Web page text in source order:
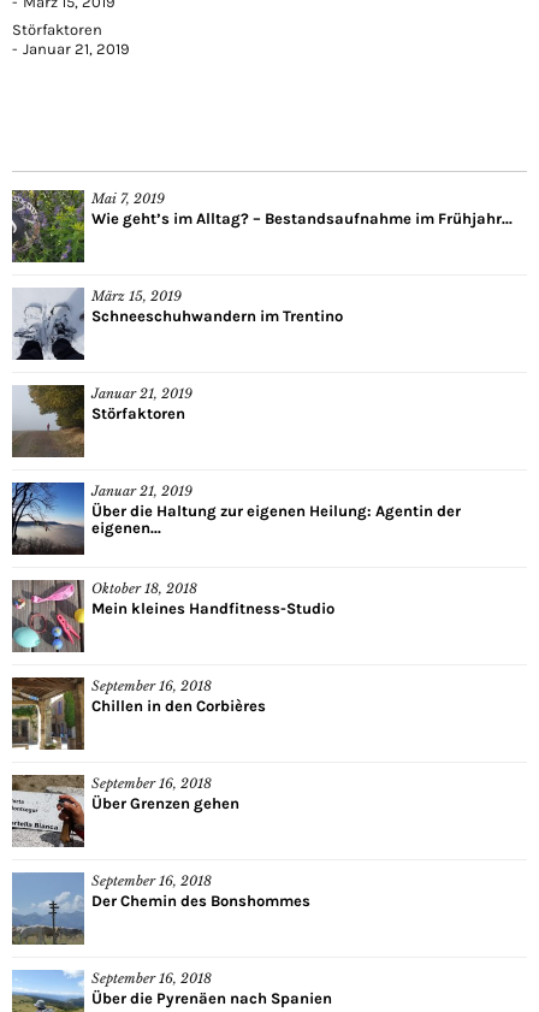
Störfaktoren
Januar 21, 2019
Mai 7, 2019
Wie geht’s im Alltag? – Bestandsaufnahme im Frühjahr...
März 15, 2019
Schneeschuhwandern im Trentino
Januar 21, 2019
Störfaktoren
Januar 21, 2019
Über die Haltung zur eigenen Heilung: Agentin der
eigenen...
Oktober 18, 2018
Mein kleines Handfitness-Studio
September 16, 2018
Chillen in den Corbières
September 16, 2018
Über Grenzen gehen
September 16, 2018
Der Chemin des Bonshommes
September 16, 2018
Über die Pyrenäen nach Spanien